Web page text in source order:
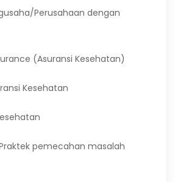
Perusahaan dengan
(Asuransi Kesehatan)
Kesehatan
pemecahan masalah